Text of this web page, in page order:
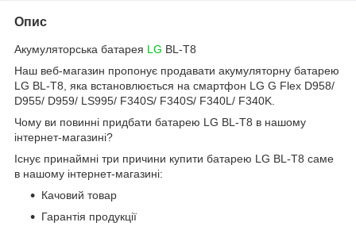
Опис
Акумуляторська батарея LG BL-T8
Наш веб-магазин пропонує продавати акумуляторну батарею
LG BL-T8, яка встановлюється на смартфон LG G Flex D958/
D955/ D959/ LS995/ F340S/ F340S/ F340L/ F340K.
Чому ви повинні придбати батарею LG BL-T8 в нашому
інтернет-магазині?
Існує принаймні три причини купити батарею LG BL-T8 саме
в нашому інтернет-магазині:
Качовий товар
Гарантія продукції